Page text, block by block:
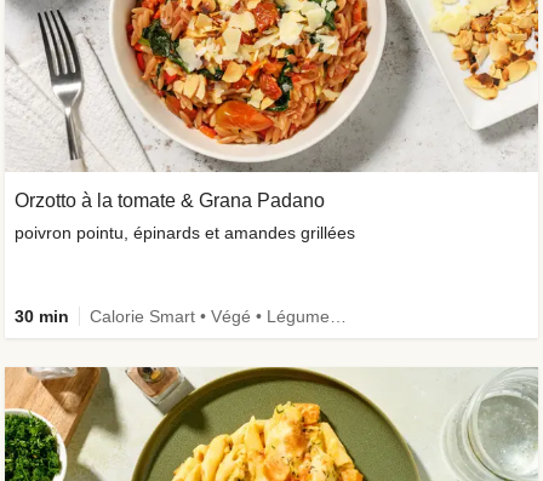
Orzotto à la tomate & Grana Padano
poivron pointu, épinards et amandes grillées
30 min